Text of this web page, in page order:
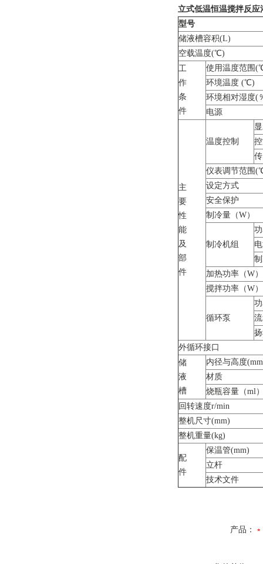
立式低温恒温搅拌反应
型号
储液槽容积(L)
空载温度(℃)
工
作
条
件
使用温度范围
环境温度 (℃)
环境相对湿度(
电源
主
要
性
能
及
部
件
温度控制
仪表调节范围
设定方式
安全保护
制冷量（W）
制冷机组
加热功率（W）
搅拌功率（W）
循环泵
外循环接口
储
液
槽
内径与高度
材质
烧瓶容量（ml
回转速度r/min
整机尺寸(mm)
整机重量(kg)
配
件
保温管(mm)
立杆
技术文件
产品：